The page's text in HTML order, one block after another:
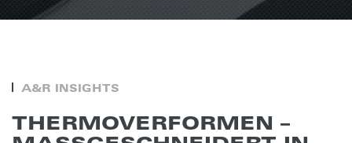
A&R INSIGHTS
THER­MO­VER­FOR­MEN –